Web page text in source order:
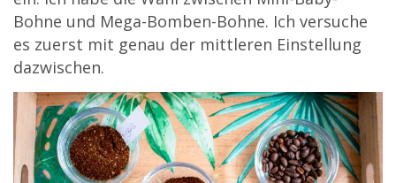
Bohne und Mega-Bomben-Bohne. Ich versuche
es zuerst mit genau der mittleren Einstellung
dazwischen.